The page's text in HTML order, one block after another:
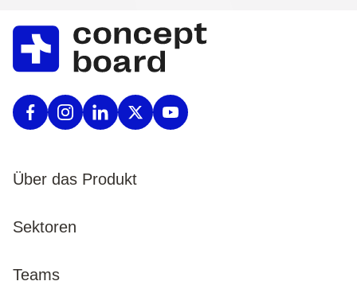
Über das Produkt
Produkt
Sektoren
Enterprise
Teams